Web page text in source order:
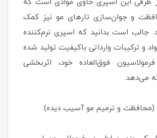
طرفی این اسپری حاوی موادی است که
و جوان‌سازی تارهای مو نیز کمک
جالب است بدانید که اسپری نرم‌کننده
و ترکیبات وارداتی باکیفیت تولید شده
فوق‌العاده خود، اثربخشی
می‌دهد.